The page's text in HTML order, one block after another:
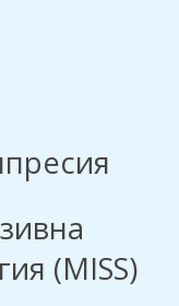
(MISS)